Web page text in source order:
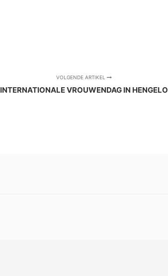
VOLGENDE ARTIKEL
INTERNATIONALE VROUWENDAG IN HENGELO